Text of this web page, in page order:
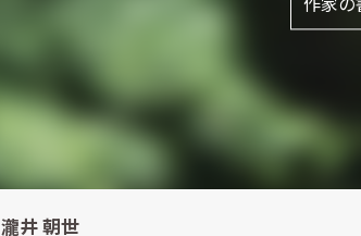
瀧井 朝世